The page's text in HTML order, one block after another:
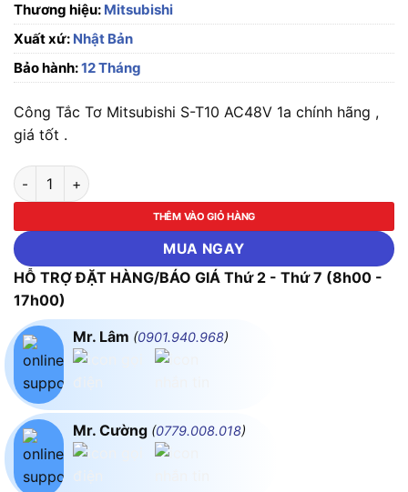
Thương hiệu: Mitsubishi
Xuất xứ: Nhật Bản
Bảo hành:12 Tháng
Công Tắc Tơ Mitsubishi S-T10 AC48V 1a chính hãng ,
giá tốt .
Công Tắc Tơ Mitsubishi S-T10 AC48V 1a số lượng
THÊM VÀO GIỎ HÀNG
MUA NGAY
HỖ TRỢ ĐẶT HÀNG/BÁO GIÁ Thứ 2 - Thứ 7 (8h00 -
17h00)
Mr. Lâm (0901.940.968)
Mr. Cường (0779.008.018)